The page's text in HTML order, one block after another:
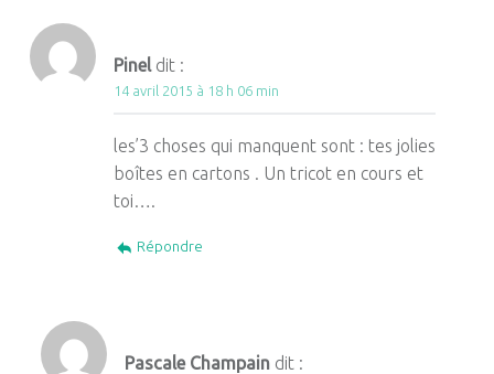
Pinel dit :
14 avril 2015 à 18 h 06 min
les’3 choses qui manquent sont : tes jolies
boîtes en cartons . Un tricot en cours et
toi….
Répondre
Pascale Champain dit :